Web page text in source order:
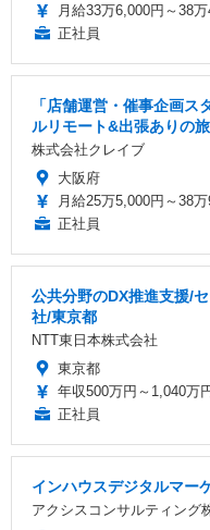
月給33万6,000円～38
正社員
「店舗運営・催事企画
ルリモート&出張ありの
株式会社クレイブ
大阪府
月給25万5,000円～38
正社員
公共分野のDX推進支援/
社/東京都
NTT東日本株式会社
東京都
年収500万円～1,040万
正社員
インハウスデジタルマー
アクシスコンサルティング